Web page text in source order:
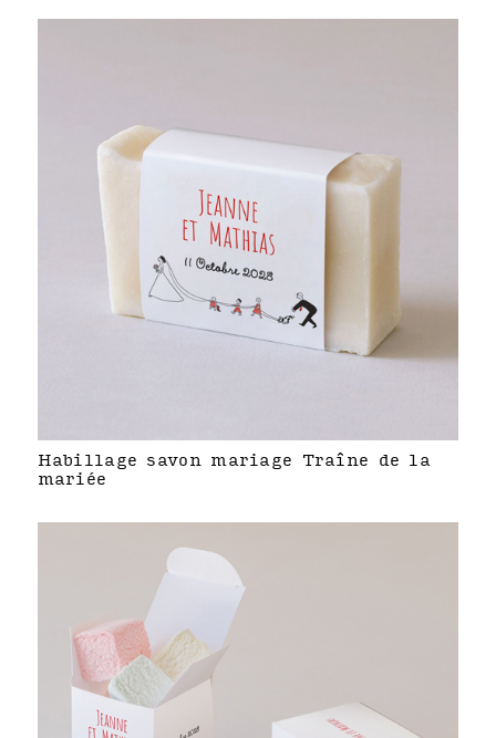
Habillage savon mariage Traîne de la
mariée